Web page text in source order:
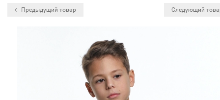
Предыдущий товар Следующий